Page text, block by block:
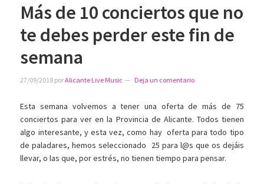
Más de 10 conciertos que no
te debes perder este fin de
semana
27/09/2018 porAlicante Live Music Deja un comentario
Esta semana volvemos a tener una oferta de más de 75
conciertos para ver en la Provincia de Alicante. Todos tienen
algo interesante, y esta vez, como hay oferta para todo tipo
de paladares, hemos seleccionado 25 para l@s que os dejáis
llevar, o las que, por estrés, no tienen tiempo para pensar.